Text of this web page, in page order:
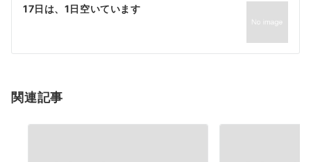
ゲ
シ
ン
17日は、1日空いています
関連記事